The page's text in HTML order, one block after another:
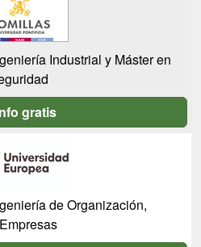
Industrial y Máster en
gratis
de Organización,